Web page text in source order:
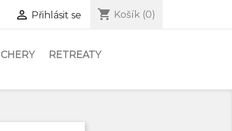
 Přihlásit se shopping_cart Košík (0)
RETREATY